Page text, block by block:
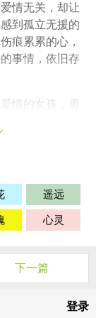
爱情无关，却让
到孤立无援的
痕累累的心，
事情，依旧存
情的 女孩
，勇
扑火一般，让
流星许下爱的
爱的人一起在流
牵着的手不会
现实的残酷，
，再到相爱，
，誓言会变成
众不同，在失
遥远
心灵
下一篇
登录